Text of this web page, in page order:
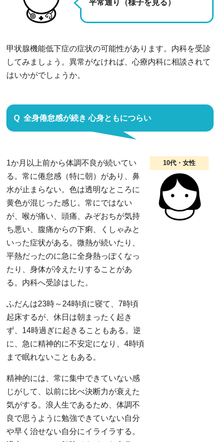
平常通り（様子を見る）
甲状腺機能低下症の症状の可能性があります。内科を受診
してみましょう。異常がなければ、心療内科に相談されて
はいかがでしょうか。
全身倦怠感が続き 心身ともにつらい
10代・女性
1か月以上前から体調不良が続いてい
る。常に倦怠感（特に朝）があり、鼻
水が止まらない。色は透明なところに
黄色が混じった感じ。常にではない
が、喉が痛い、頭痛、みぞおちが気持
ち悪い、腹痛からの下痢、くしゃみと
いった症状がある。微熱が続いたり、
平熱だったのに急に全身熱っぽくなっ
たり、身体が冷えたりすることがあ
る。内科へ受診はした。
ふだんは23時～24時頃に寝て、7時頃
起床するが、休日は朝まったく起き
ず、14時過ぎに起きることもある。逆
に、急に精神的に不安定になり、4時頃
まで眠れないこともある。
精神的には、常に集中できていない感
じがして、以前に比べ決断力が衰えた
気がする。浪人生であるため、体調不
良で思うように勉強できていない自分
や早く治せない自分にイライラする。